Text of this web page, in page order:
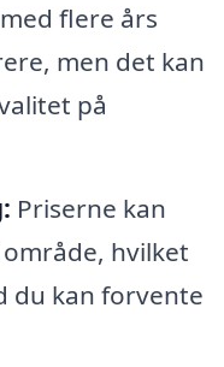
flere års
men det kan
på
Priserne kan
hvilket
du kan forvente